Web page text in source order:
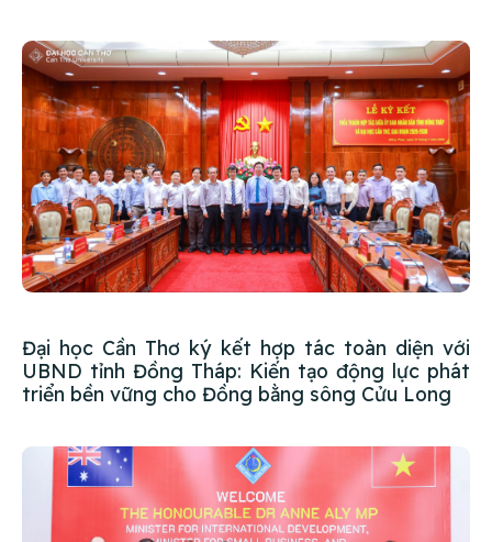
Đại học Cần Thơ ký kết hợp tác toàn diện với
UBND tỉnh Đồng Tháp: Kiến tạo động lực phát
triển bền vững cho Đồng bằng sông Cửu Long